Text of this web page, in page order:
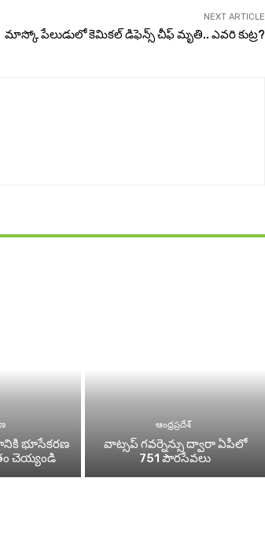
NEXT ARTICLE
మాస్కో పేలుడులో కెమికల్ డిఫెన్స్ చీఫ్‌ మృతి.. ఎవరి కుట్ర?
భూసేకరణ
చెయ్యండి
ఆంధ్రప్రదేశ్
వాట్సప్ గవర్నెన్సు ద్వారా ఏపీలో
751 పౌరసేవలు